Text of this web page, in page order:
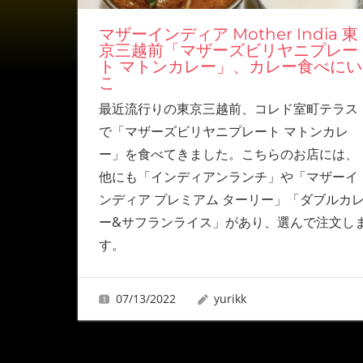
マザーインディア Mother India 東
京三越前「マザーズビリヤニプレー
ト マトンカレー」、カレー食べにい
こ
最近流行りの東京三越前、コレド室町テラス
で「マザーズビリヤニプレート マトンカレ
ー」を食べてきました。こちらのお店には、
他にも「インディアンランチ」や「マザーイ
ンディア プレミアム ターリー」「ダブルカ
ー&サフランライス」があり、選んで注文し
す。
07/13/2022 yurikk